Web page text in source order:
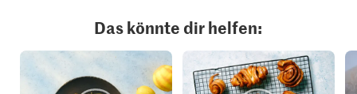
Das könnte dir helfen: